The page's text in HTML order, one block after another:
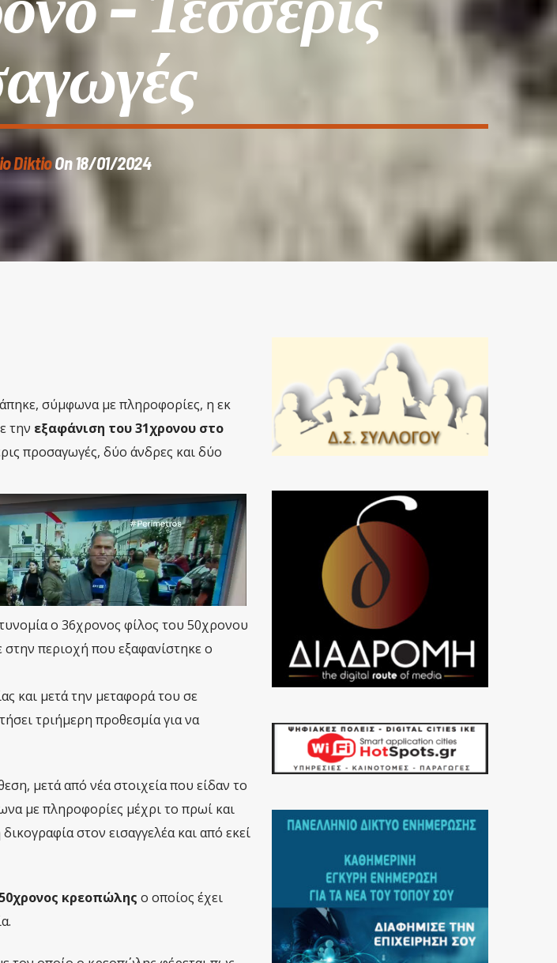
DiktioOn 18/01/2024
σύμφωνα με πληροφορίες, η εκ
την εξαφάνιση του 31χρονου στο
προσαγωγές, δύο άνδρες και δύο
ο 36χρονος φίλος του 50χρονου
περιοχή που εξαφανίστηκε ο
και μετά την μεταφορά του σε
τριήμερη προθεσμία για να
μετά από νέα στοιχεία που είδαν το
με πληροφορίες μέχρι το πρωί και
στον εισαγγελέα και από εκεί
κρεοπώλης ο οποίος έχει